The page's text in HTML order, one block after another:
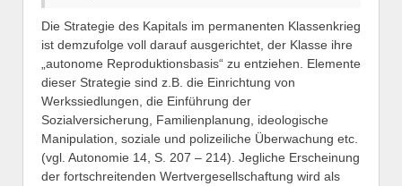
Die Strategie des Kapitals im permanenten Klassenkrieg
ist demzufolge voll darauf ausgerichtet, der Klasse ihre
„autonome Reproduktionsbasis“ zu entziehen. Elemente
dieser Strategie sind z.B. die Einrichtung von
Werkssiedlungen, die Einführung der
Sozialversicherung, Familienplanung, ideologische
Manipulation, soziale und polizeiliche Überwachung etc.
(vgl. Autonomie 14, S. 207 – 214). Jegliche Erscheinung
der fortschreitenden Wertvergesellschaftung wird als